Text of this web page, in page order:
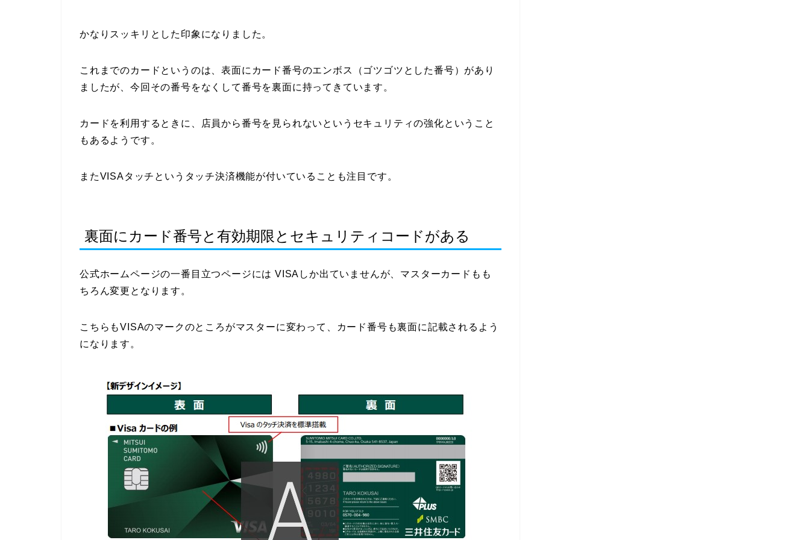
かなりスッキリとした印象になりました。
これまでのカードというのは、表面にカード番号のエンボス（ゴツゴツとした番号）があり
ましたが、今回その番号をなくして番号を裏面に持ってきています。
カードを利用するときに、店員から番号を見られないというセキュリティの強化ということ
もあるようです。
またVISAタッチというタッチ決済機能が付いていることも注目です。
裏面にカード番号と有効期限とセキュリティコードがある
公式ホームページの一番目立つページには VISAしか出ていませんが、マスターカードもも
ちろん変更となります。
こちらもVISAのマークのところがマスターに変わって、カード番号も裏面に記載されるよう
になります。